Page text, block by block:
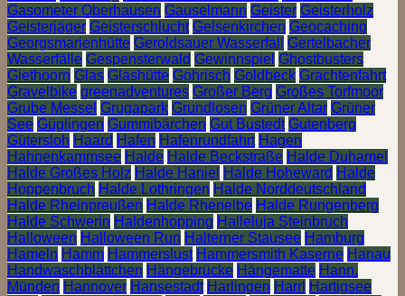
Gasometer Oberhausen Gauselmann Geister Geisterholz
Geisterjäger Geisterschlucht Gelsenkirchen Geocaching
Georgsmarienhütte Geroldsauer Wasserfall
Gertelbacher
Wasserfälle Gespensterwald Gewinnspiel Ghostbusters
Giethoorn Glas Glashütte Gohrisch Goldbeck Grachtenfahrt
Gravelbike greenadventures Großer Berg Großes Torfmoor
Grube Messel Grugapark Grundlosen Grüner Altar Grüner
See Güglingen Gummibärchen Gut Bustedt Gutenberg
Gütersloh Haard Hafen Hafenrundfahrt Hagen
Hahnenkammsee Halde Halde Beckstraße Halde Duhamel
Halde Großes Holz Halde Haniel Halde Hoheward Halde
Hoppenbruch Halde Lothringen Halde Norddeutschland
Halde Rheinpreußen Halde Rhenelbe Halde Rungenberg
Halde Schwerin Haldenhopping Halleluja Steinbruch
Halloween Halloween Run Halterner Stausee Hamburg
Hameln Hamm Hammerslust Hammersmith Kaserne Hanau
Handwaschblättchen Hängebrücke Hängematte Hann.
Münden Hannover Hansestadt Harlingen Harrl Hartigsee